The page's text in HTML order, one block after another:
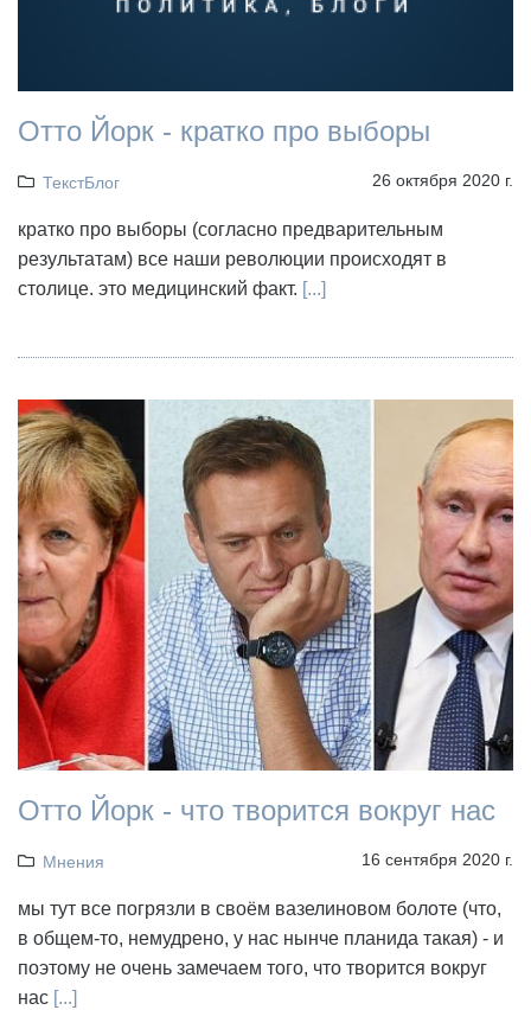
Отто Йорк - кратко про выборы
ТекстБлог 26 октября 2020 г.
кратко про выборы (согласно предварительным
результатам) все наши революции происходят в
столице. это медицинский факт. [...]
Отто Йорк - что творится вокруг нас
Мнения 16 сентября 2020 г.
мы тут все погрязли в своём вазелиновом болоте (что,
в общем-то, немудрено, у нас нынче планида такая) - и
поэтому не очень замечаем того, что творится вокруг
нас [...]